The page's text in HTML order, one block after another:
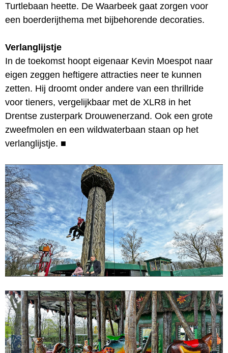
Turtlebaan heette. De Waarbeek gaat zorgen voor
een boerderijthema met bijbehorende decoraties.
Verlanglijstje
In de toekomst hoopt eigenaar Kevin Moespot naar
eigen zeggen heftigere attracties neer te kunnen
zetten. Hij droomt onder andere van een thrillride
voor tieners, vergelijkbaar met de XLR8 in het
Drentse zusterpark Drouwenerzand. Ook een grote
zweefmolen en een wildwaterbaan staan op het
verlanglijstje. ■